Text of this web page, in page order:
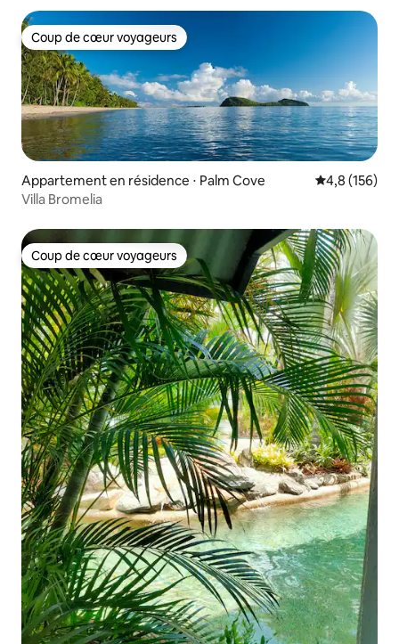
Coup de cœur voyageurs
Coup de cœur voyageurs
Appartement en résidence ⋅ Palm Cove Évaluation
4,8 (156)
Villa Bromelia
Coup de cœur voyageurs
Coup de cœur voyageurs